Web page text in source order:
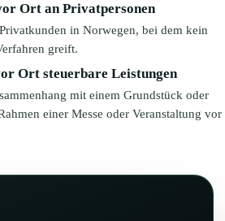
Ort an Privatpersonen
in Norwegen, bei dem kein
greift.
Ort steuerbare Leistungen
mit einem Grundstück oder
einer Messe oder Veranstaltung vor